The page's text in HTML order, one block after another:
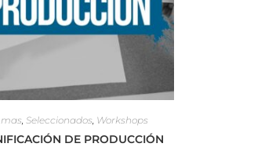
mas, Seleccionados, Workshops
DE PRODUCCIÓN